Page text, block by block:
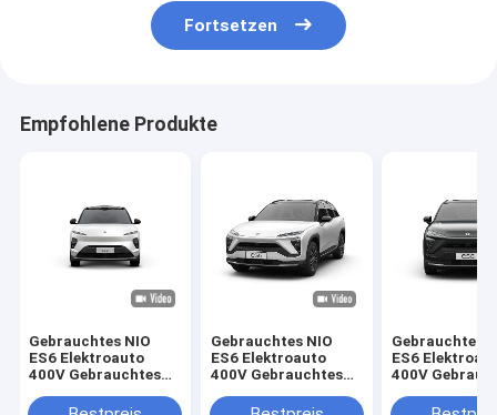
Fortsetzen
Empfohlene Produkte
Gebrauchtes NIO
ES6 Elektroauto
400V Gebrauchtes
Elektro-Crossover
Gebrauchtes NIO
ES6 Elektroauto
400V Gebrauchtes
Elektro-Crossover
Gebrauchtes
ES6
400V
Elektro-